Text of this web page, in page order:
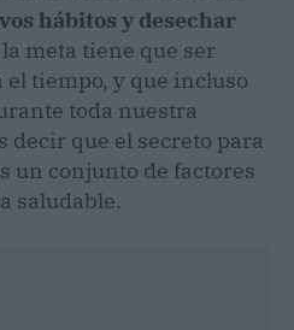
hábitos y desechar
meta tiene que ser
tiempo, y que incluso
toda nuestra
decir que el secreto para
un conjunto de factores
saludable.